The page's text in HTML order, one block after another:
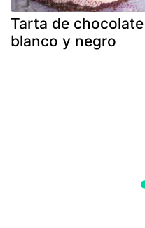
Tarta de chocolate
blanco y negro